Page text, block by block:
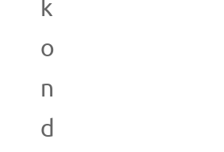
k
o
n
d